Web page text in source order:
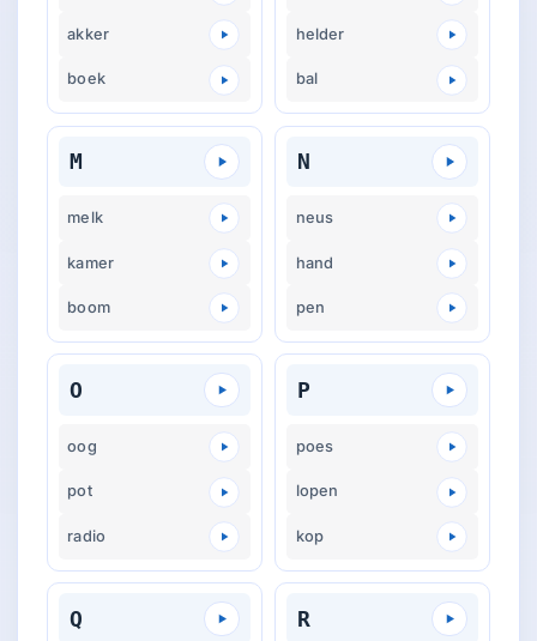
akker
boek
helder
bal
M
melk
kamer
boom
N
neus
hand
pen
O
oog
pot
radio
P
poes
lopen
kop
Q R